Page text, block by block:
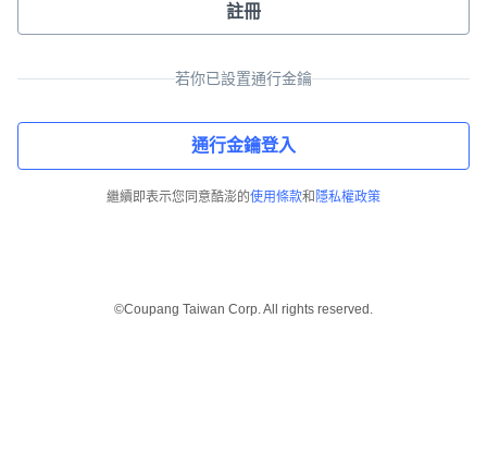
註冊
若你已設置通行金鑰
通行金鑰登入
繼續即表示您同意酷澎的使用條款和 隱私權政策
©Coupang Taiwan Corp. All rights reserved.